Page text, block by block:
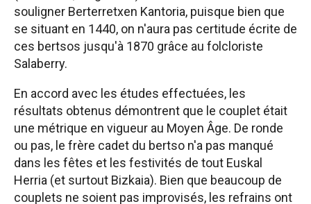
souligner Berterretxen Kantoria, puisque bien que
se situant en 1440, on n'aura pas certitude écrite de
ces bertsos jusqu'à 1870 grâce au folcloriste
Salaberry.
En accord avec les études effectuées, les
résultats obtenus démontrent que le couplet était
une métrique en vigueur au Moyen Âge. De ronde
ou pas, le frère cadet du bertso n'a pas manqué
dans les fêtes et les festivités de tout Euskal
Herria (et surtout Bizkaia). Bien que beaucoup de
couplets ne soient pas improvisés, les refrains ont